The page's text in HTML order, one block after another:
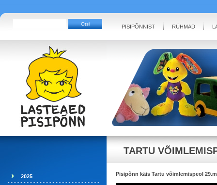
PISIPÕNNIST RÜHMAD
2025
TARTU
Pisipõnn käis Tartu võimlemispeol